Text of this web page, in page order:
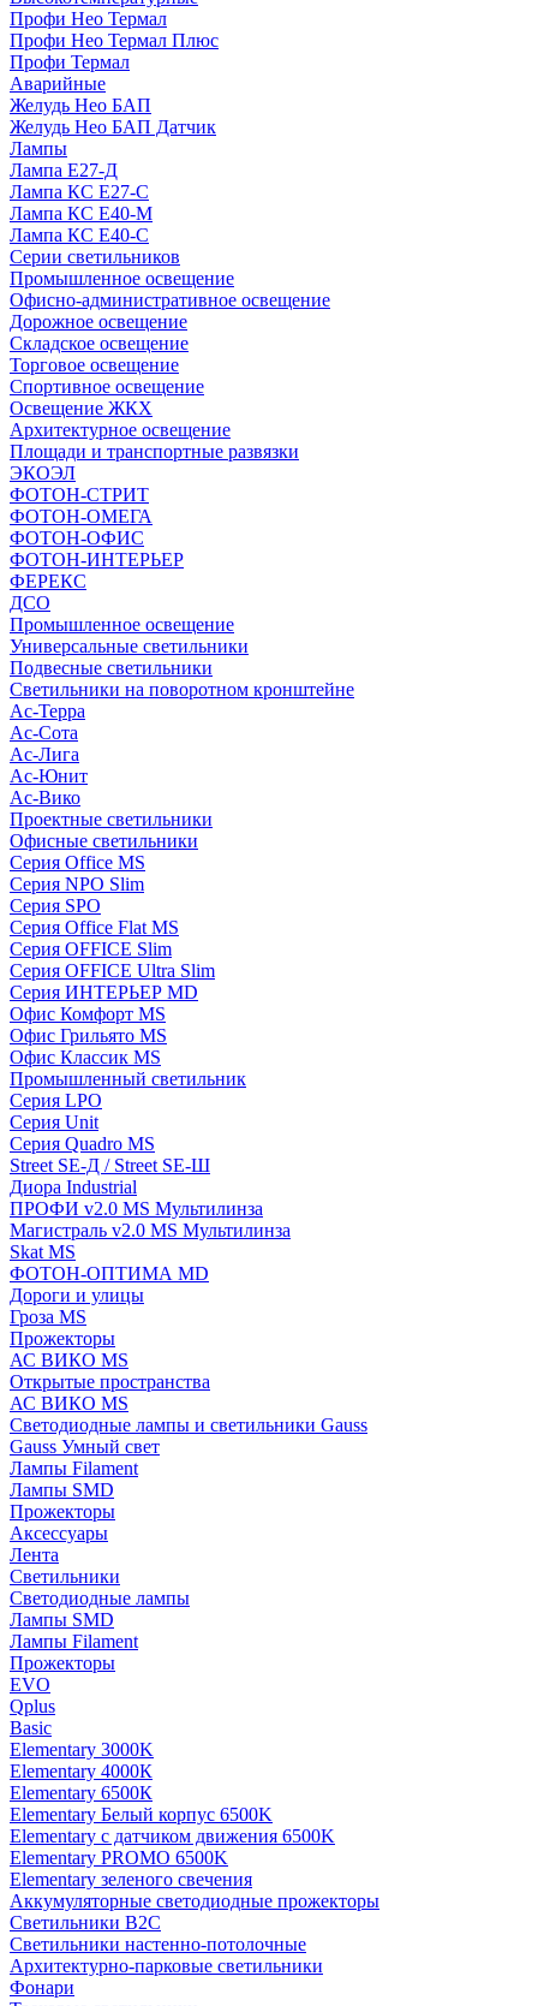
Профи Нео Термал
Профи Нео Термал Плюс
Профи Термал
Аварийные
Желудь Нео БАП
Желудь Нео БАП Датчик
Лампы
Лампа Е27-Д
Лампа КС Е27-С
Лампа КС Е40-М
Лампа КС Е40-С
Серии светильников
Промышленное освещение
Офисно-административное освещение
Дорожное освещение
Складское освещение
Торговое освещение
Спортивное освещение
Освещение ЖКХ
Архитектурное освещение
Площади и транспортные развязки
ЭКОЭЛ
ФОТОН-СТРИТ
ФОТОН-ОМЕГА
ФОТОН-ОФИС
ФОТОН-ИНТЕРЬЕР
ФЕРЕКС
ДСО
Промышленное освещение
Универсальные светильники
Подвесные светильники
Светильники на поворотном кронштейне
Ас-Терра
Ас-Сота
Ас-Лига
Ас-Юнит
Ас-Вико
Проектные светильники
Офисные светильники
Серия Office MS
Серия NPO Slim
Серия SPO
Серия Office Flat MS
Серия OFFICE Slim
Серия OFFICE Ultra Slim
Серия ИНТЕРЬЕР MD
Офис Комфорт MS
Офис Грильято MS
Офис Классик MS
Промышленный светильник
Серия LPO
Серия Unit
Серия Quadro MS
Street SE-Д / Street SE-Ш
Диора Industrial
ПРОФИ v2.0 MS Мультилинза
Магистраль v2.0 MS Мультилинза
Skat MS
ФОТОН-ОПТИМА MD
Дороги и улицы
Гроза MS
Прожекторы
АС ВИКО MS
Открытые пространства
АС ВИКО MS
Светодиодные лампы и светильники Gauss
Gauss Умный свет
Лампы Filament
Лампы SMD
Прожекторы
Аксессуары
Лента
Светильники
Светодиодные лампы
Лампы SMD
Лампы Filament
Прожекторы
EVO
Qplus
Basic
Elementary 3000K
Elementary 4000К
Elementary 6500К
Elementary Белый корпус 6500K
Elementary с датчиком движения 6500K
Elementary PROMO 6500K
Elementary зеленого свечения
Аккумуляторные светодиодные прожекторы
Светильники B2C
Светильники настенно-потолочные
Архитектурно-парковые светильники
Фонари